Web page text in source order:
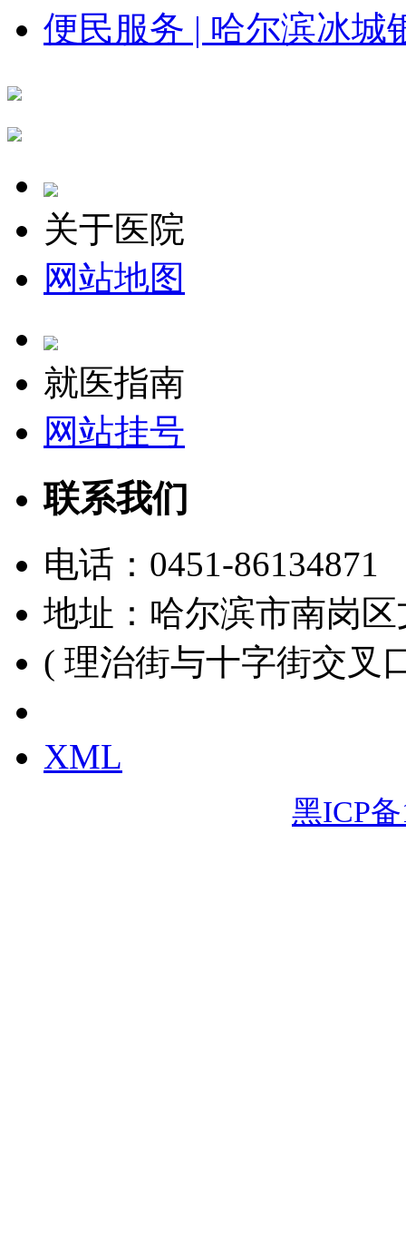
便民服务 | 哈尔滨冰城
关于医院
网站地图
就医指南
网站挂号
联系我们
电话： 0451-86134871
地址：哈尔滨市南岗
( 理治街与十字街交叉
XML
黑ICP备